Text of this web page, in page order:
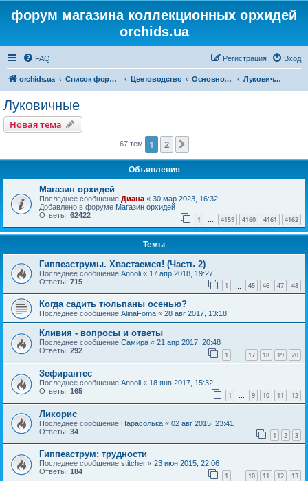
форум магазина коллекционных орхидей
orchids.ua
FAQ Вход
Регистрация
orchids.ua Список форумов Цветоводство Основной форум Луковичные
Луковичные
Новая тема
67 тем 1 2
Объявления
Магазин орхидей
Последнее сообщение Диана « 30 мар 2023, 16:32
Добавлено в форуме Магазин орхидей
Ответы: 62422 1 … 4159 4160 4161 4162
Темы
Гиппеаструмы. Хвастаемся! (Часть 2)
Последнее сообщение Annoli « 17 апр 2018, 19:27
Ответы: 715 1 45 46 47 48
Когда садить тюльпаны осенью?
Последнее сообщение AlinaFoma « 28 авг 2017, 13:18
Кливия - вопросы и ответы
Последнее сообщение Самира « 21 апр 2017, 20:48
Ответы: 292 1 … 17 18 19 20
Зефирантес
Последнее сообщение Annoli « 18 янв 2017, 15:32
Ответы: 165 1 … 9 10 11 12
Ликорис
Последнее сообщение Парасолька « 02 авг 2015, 23:41
Ответы: 34 1 2 3
Гиппеаструм: трудности
Последнее сообщение stitcher « 23 июн 2015, 22:06
Ответы: 184 1 … 10 11 12 13